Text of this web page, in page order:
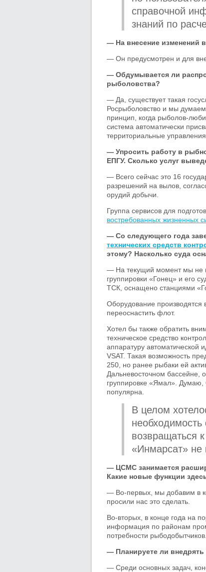
справочной
знаний по
— На внесение изменений
— Он предусмотрен и для
— Обдумывается ли
рыболовства?
— Да, существует такая
Росрыболовство и мы
принцип, когда рыболов-
система автоматически
территориальные
— Упросить работу в
ЕПГУ. Сколько услуг
— Всего сейчас это 16
разрешений на вылов,
орудий добычи.
Группа сервисов для
востребованных жизненных
— Со следующего года
технических средств
этому? Насколько суда
— На текущий момент мы не
группировки «Гонец» и его
ТСК, оснащено станциями
Оборудование
переоснастить флот.
Хотел бы также обратить
техническое средство
аппаратуру
VSAT. Такая возможность
250, но ранее рыбаки ей
Дальневосточном бассейне,
группировке «Ямал». Думаю,
популярна.
В целом
возвращаться
«Инмарсат» не
— ЦСМС занимается
Какие новые функции
— Во-первых, мы добавим в
просили нас это сделать.
Во-вторых, в конце года на
информация по районам
потребности рыбодобытчиков.
— Планируете ли
— Среди основных задач,